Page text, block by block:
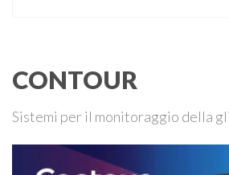
CONTOUR
Sistemi per il monitoraggio della